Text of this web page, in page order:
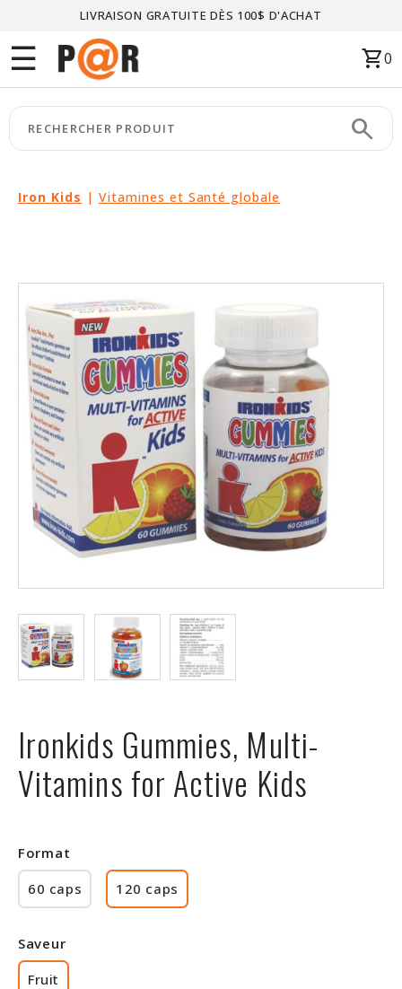
LIVRAISON GRATUITE DÈS 100$ D'ACHAT
☰ shopping_cart0
search
Iron Kids | Vitamines et Santé globale
Ironkids Gummies, Multi-
Vitamins for Active Kids
Format
60 caps
120 caps
Saveur
Fruit
Menu
CATÉGORIES
keyboard_arrow_right
MARQUES
keyboard_arrow_right
VEDETTE
MOIS-
CI
LIQUIDATION
PARTENAIRES
ÉVÉNEMENTS
PROPOS
FAQ
CONDITIONS
Protein
à